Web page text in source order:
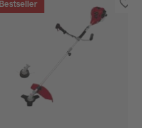
Bestseller